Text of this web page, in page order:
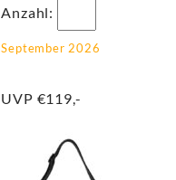
Anzahl:
September 2026
UVP €119,-